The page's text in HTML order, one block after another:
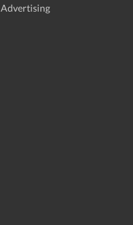
Advertising